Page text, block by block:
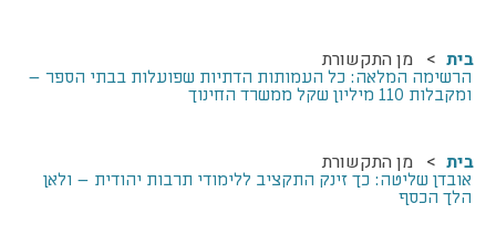
יהודית-ישראלית –
תכנית מדיתה
התמודדות עם הדתה
מהי הדתה? ומהי
חילוניות?
בית מן התקשורת
הרשימה המלאה: כל העמותות הדתיות שפועלות בבתי הספר –
ומקבלות 110 מיליון שקל ממשרד החינוך
בית מן התקשורת
אובדן שליטה: כך זינק התקציב ללימודי תרבות יהודית – ולאן
הלך הכסף